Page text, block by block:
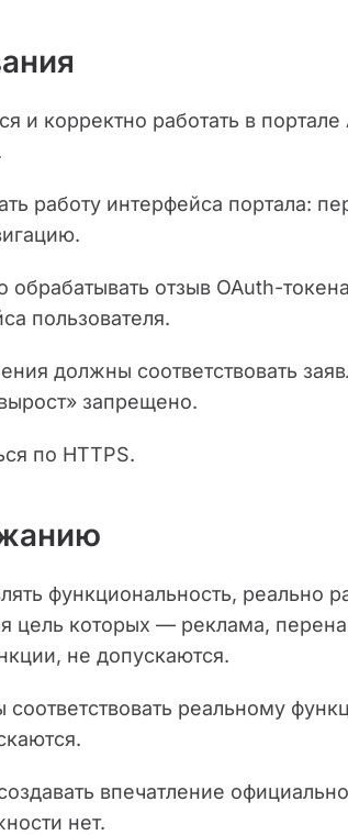
и корректно работать в
работу интерфейса портала:
отзыв OAuth-
пользователя.
должны соответствовать
запрещено.
по HTTPS.
функциональность,
цель которых — реклама,
не допускаются.
реальному
впечатление
нет.